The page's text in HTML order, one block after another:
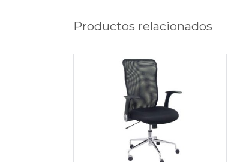
Productos relacionados